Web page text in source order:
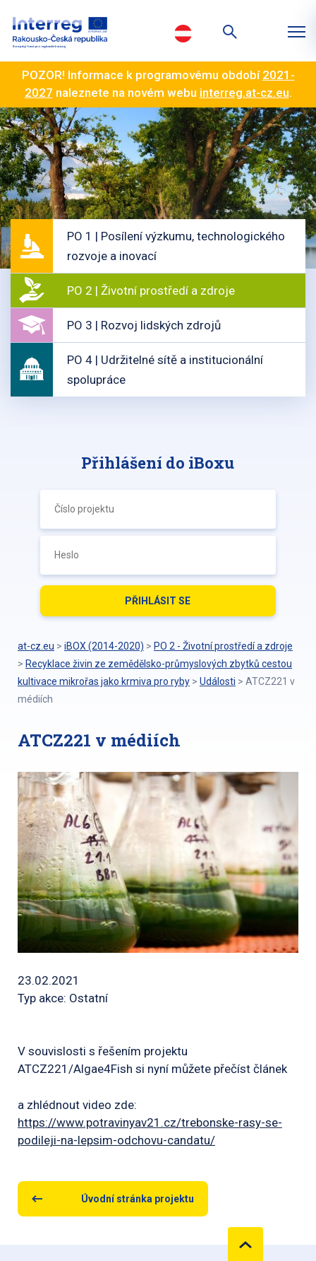
POZOR! Informace k programovému období 2021-
2027 naleznete na novém webu interreg.at-cz.eu.
PO 1 | Posílení výzkumu, technologického
rozvoje a inovací
PO 2 | Životní prostředí a zdroje
PO 3 | Rozvoj lidských zdrojů
PO 4 | Udržitelné sítě a institucionální
spolupráce
Přihlášení do iBoxu
at-cz.eu > iBOX (2014-2020) > PO 2 - Životní prostředí a zdroje
> Recyklace živin ze zemědělsko-průmyslových zbytků cestou
kultivace mikrořas jako krmiva pro ryby > Události > ATCZ221 v
médiích
ATCZ221 v médiích
23.02.2021
Typ akce: Ostatní
V souvislosti s řešením projektu
ATCZ221/Algae4Fish si nyní můžete přečíst článek
a zhlédnout video zde:
https://www.potravinyav21.cz/trebonske-rasy-se-
podileji-na-lepsim-odchovu-candatu/
Úvodní stránka projektu